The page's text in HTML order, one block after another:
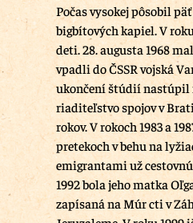
Počas vysokej pôsobil
bigbítových kapiel. V
deti. 28. augusta 1968
vpadli do ČSSR vojská
ukončení štúdií nastúpil
riaditeľstvo spojov v
rokov. V rokoch 1983 a
pretekoch v behu na
emigrantami už
1992 bola jeho matka
zapísaná na Múr cti v